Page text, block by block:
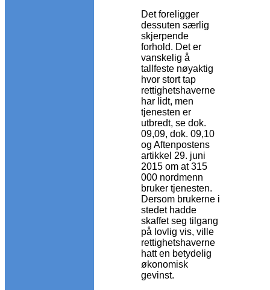
Det foreligger
dessuten særlig
skjerpende
forhold. Det er
vanskelig å
tallfeste nøyaktig
hvor stort tap
rettighetshaverne
har lidt, men
tjenesten er
utbredt, se dok.
09,09, dok. 09,10
og Aftenpostens
artikkel 29. juni
2015 om at 315
000 nordmenn
bruker tjenesten.
Dersom brukerne i
stedet hadde
skaffet seg tilgang
på lovlig vis, ville
rettighetshaverne
hatt en betydelig
økonomisk
gevinst.